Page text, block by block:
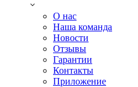
О нас
Наша команда
Новости
Отзывы
Гарантии
Контакты
Приложение